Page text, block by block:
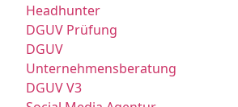
Headhunter
DGUV Prüfung
DGUV
Unternehmensberatung
DGUV V3